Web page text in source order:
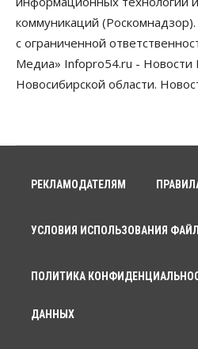
Общество
Медики готовятся к
клещей в Новосибирской
06 Августа 2026, 10:00
06 Августа 2026, 09:00
Застройщики
От регоператора
погасить долги на два
коммуникаций
с ограниченной
Медиа» Infopro54.ru - Новости
Новосибирской области.
РЕКЛАМОДАТЕЛЯМ
УСЛОВИЯ ИСПОЛЬЗОВАНИЯ
ПОЛИТИКА
ДАННЫХ